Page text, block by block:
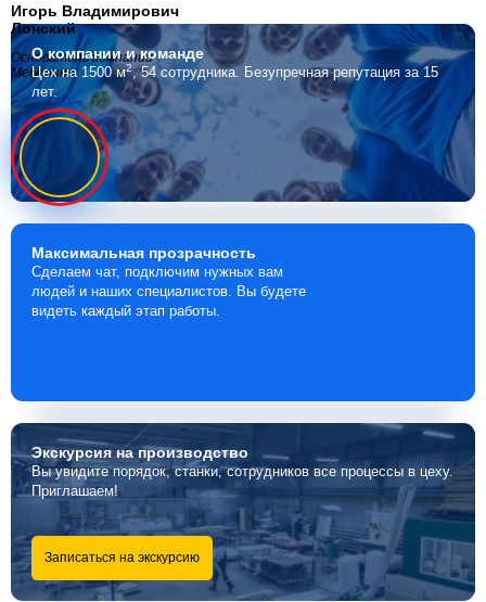
Игорь Владимирович
Лонский
Основатель компании
Мебелино
О компаниии команде
Цех на 1500 м2, 54 сотрудника. Безупречная репутация за 15
лет.
Максимальная прозрачность
Сделаем чат, подключим нужных вам
людей и наших специалистов. Вы будете
видеть каждый этап работы.
Экскурсияна производство
Вы увидите порядок, станки, сотрудников все процессы в цеху.
Приглашаем!
Записаться на экскурсию